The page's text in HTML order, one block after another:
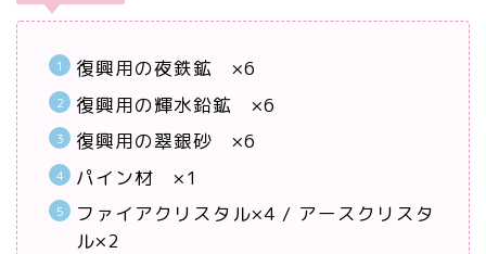
復興用の夜鉄鉱 ×6
復興用の輝水鉛鉱 ×6
復興用の翠銀砂 ×6
パイン材 ×1
ファイアクリスタル×4 / アースクリスタ
ル×2